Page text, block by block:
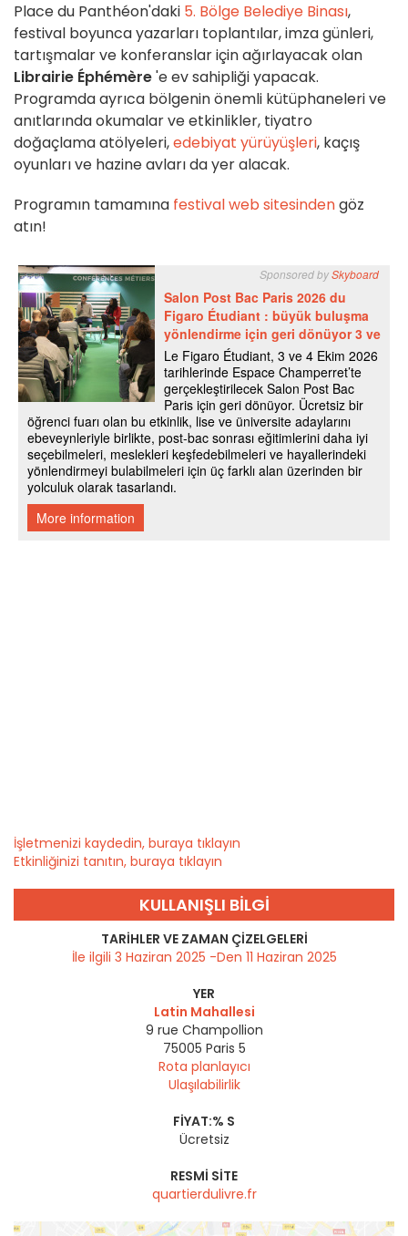
Place du Panthéon'daki 5. Bölge Belediye Binası,
festival boyunca yazarları toplantılar, imza günleri,
tartışmalar ve konferanslar için ağırlayacak olan
Librairie Éphémère'e ev sahipliği yapacak.
Programda ayrıca bölgenin önemli kütüphaneleri ve
anıtlarında okumalar ve etkinlikler, tiyatro
doğaçlama atölyeleri,edebiyat yürüyüşleri, kaçış
oyunları ve hazine avları da yer alacak.
Programın tamamına festival web sitesindengöz
atın!
İşletmenizi kaydedin, buraya tıklayın
Etkinliğinizi tanıtın, buraya tıklayın
KULLANIŞLI BILGI
TARIHLER VE ZAMAN ÇIZELGELERI
İle ilgili 3 Haziran 2025 -Den 11 Haziran 2025
YER
Latin Mahallesi
9 rue Champollion
75005 Paris 5
Rota planlayıcı
Ulaşılabilirlik
FIYAT:% S
Ücretsiz
RESMI SITE
quartierdulivre.fr